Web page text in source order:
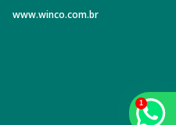
www.winco.com.br